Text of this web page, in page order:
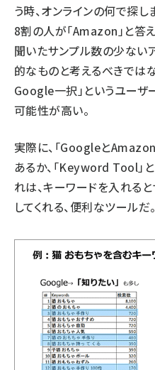
う時、オンラインの何で探し
8割の人が「Amazon」と答
聞いたサンプル数の少ない
的なものと考えるべきでは
Google一択」というユーザ
可能性が高い。
実際に、「Googleと
あるか、「Keyword Tool」
れは、キーワードを入れる
してくれる、便利なツールだ